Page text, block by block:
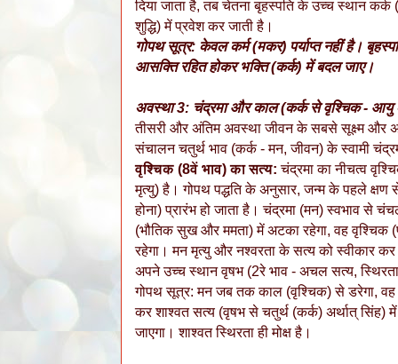
दिया जाता है, तब चेतना बृहस्पति के उच्च स्थान
शुद्धि) में प्रवेश कर जाती है।
गोपथ सूत्र: केवल कर्म (मकर) पर्याप्त नहीं है।
आसक्ति रहित होकर भक्ति (कर्क) में बदल जाए।
अवस्था 3: चंद्रमा और काल (कर्क से वृश्चिक - आयु
तीसरी और अंतिम अवस्था जीवन के सबसे सूक्ष्म और
संचालन चतुर्थ भाव (कर्क - मन, जीवन) के स्वामी चंद्रमा
वृश्चिक (8वें भाव) का सत्य: चंद्रमा का नीचत्व
मृत्यु) है। गोपथ पद्धति के अनुसार, जन्म के पहले
होना) प्रारंभ हो जाता है। चंद्रमा (मन) स्वभाव
(भौतिक सुख और ममता) में अटका रहेगा, वह वृश्चिक
रहेगा। मन मृत्यु और नश्वरता के सत्य को स्वीकार
अपने उच्च स्थान वृषभ (2रे भाव - अचल सत्य,
गोपथ सूत्र: मन जब तक काल (वृश्चिक) से डरेगा, वह
कर शाश्वत सत्य (वृषभ से चतुर्थ (कर्क) अर्थात् सिंह) में
जाएगा। शाश्वत स्थिरता ही मोक्ष है।